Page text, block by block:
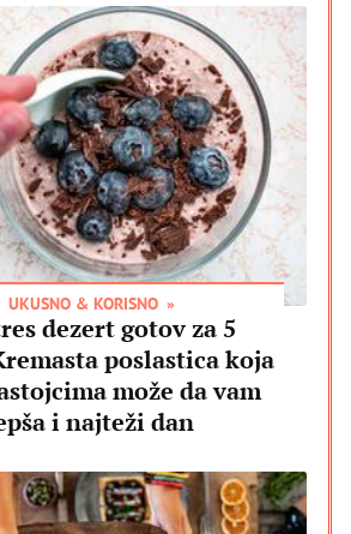
UKUSNO & KORISNO
dezert gotov za 5
poslastica koja
može da vam
i najteži dan